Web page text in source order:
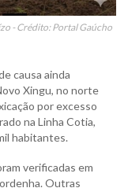
- Crédito: Portal Gaúcho
causa ainda
Xingu, no norte
por excesso
na Linha Cotia,
habitantes.
verificadas em
Outras